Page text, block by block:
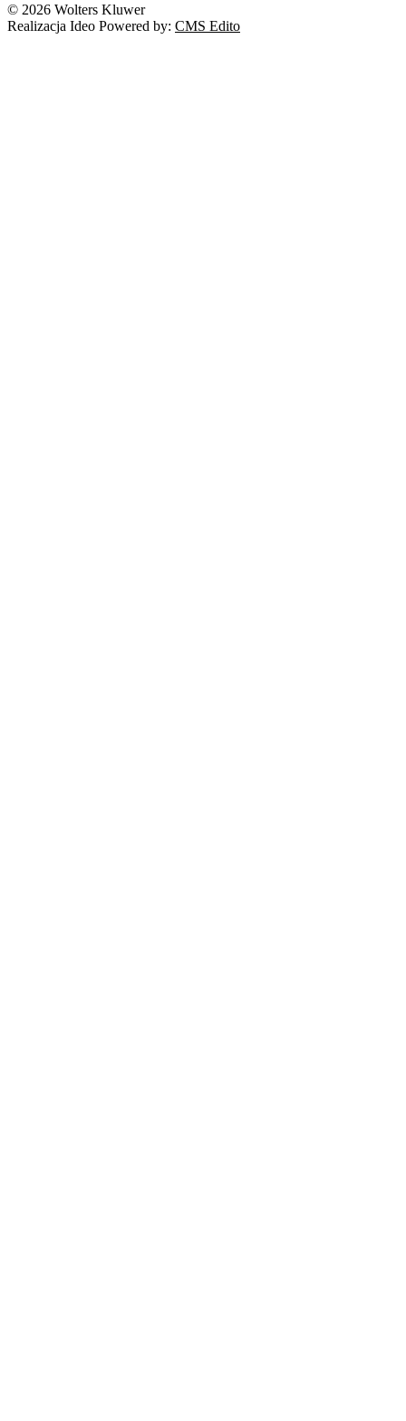
© 2026 Wolters Kluwer
Realizacja Ideo Powered by: CMS Edito